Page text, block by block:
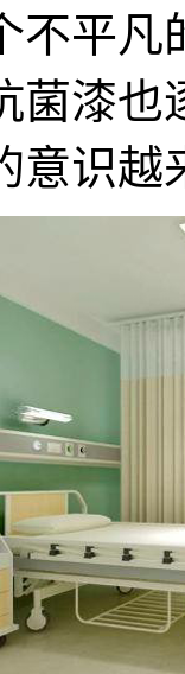
不平凡
菌漆也
意识越